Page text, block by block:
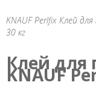
KNAUF Perlfix Клей
30 кг
Клей для
KNAUF